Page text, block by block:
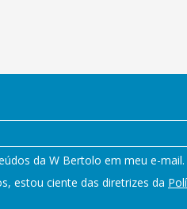
da W Bertolo em meu e-mail.
estou ciente das diretrizes da